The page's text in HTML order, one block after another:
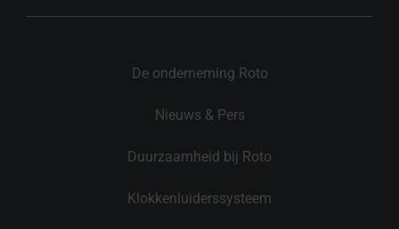
De onderneming Roto
Nieuws & Pers
Duurzaamheid bij Roto
Klokkenluiderssysteem